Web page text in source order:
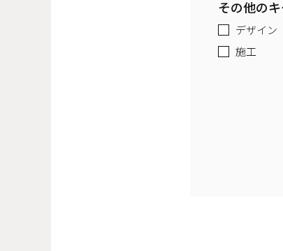
その他の
デザイン
施工